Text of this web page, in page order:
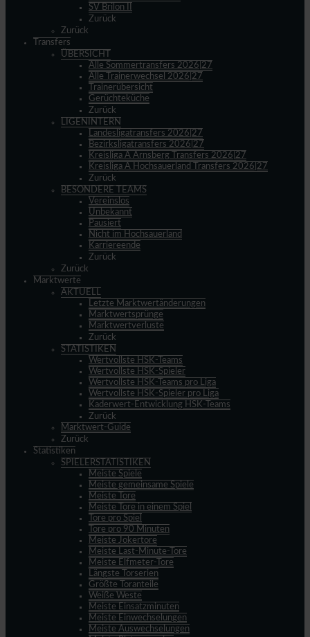
SV Brilon II
Zurück
Zurück
Transfers
ÜBERSICHT
Alle Sommertransfers 2026|27
Alle Trainerwechsel 2026|27
Trainerübersicht
Gerüchteküche
Zurück
LIGENINTERN
Landesligatransfers 2026|27
Bezirksligatransfers 2026|27
Kreisliga A Arnsberg Transfers 2026|27
Kreisliga A Hochsauerland Transfers 2026|27
Zurück
BESONDERE TEAMS
Vereinslos
Unbekannt
Pausiert
Nicht im Hochsauerland
Karriereende
Zurück
Zurück
Marktwerte
AKTUELL
Letzte Marktwertänderungen
Marktwertsprünge
Marktwertverluste
Zurück
STATISTIKEN
Wertvollste HSK-Teams
Wertvollste HSK-Spieler
Wertvollste HSK-Teams pro Liga
Wertvollste HSK-Spieler pro Liga
Kaderwert-Entwicklung HSK-Teams
Zurück
Marktwert-Guide
Zurück
Statistiken
SPIELERSTATISTIKEN
Meiste Spiele
Meiste gemeinsame Spiele
Meiste Tore
Meiste Tore in einem Spiel
Tore pro Spiel
Tore pro 90 Minuten
Meiste Jokertore
Meiste Last-Minute-Tore
Meiste Elfmeter-Tore
Längste Torserien
Größte Toranteile
Weiße Weste
Meiste Einsatzminuten
Meiste Einwechselungen
Meiste Auswechselungen